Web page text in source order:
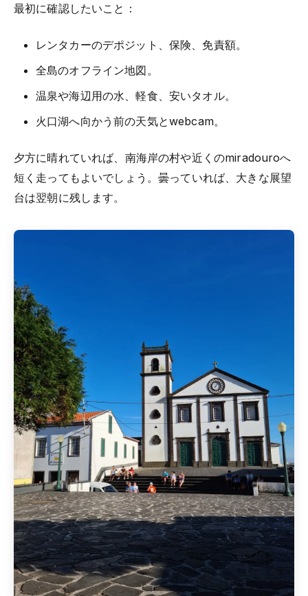
最初に確認したいこと：
レンタカーのデポジット、保険、免責額。
全島のオフライン地図。
温泉や海辺用の水、軽食、安いタオル。
火口湖へ向かう前の天気とwebcam。
夕方に晴れていれば、南海岸の村や近くのmiradouroへ
短く走ってもよいでしょう。曇っていれば、大きな展望
台は翌朝に残します。